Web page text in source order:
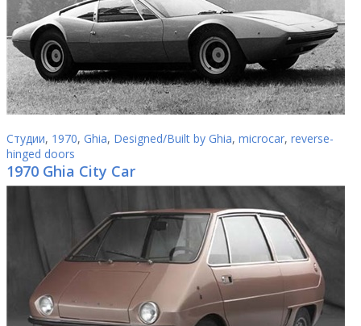
Студии, 1970, Ghia, Designed/Built by Ghia, microcar, reverse-
hinged doors
1970 Ghia City Car